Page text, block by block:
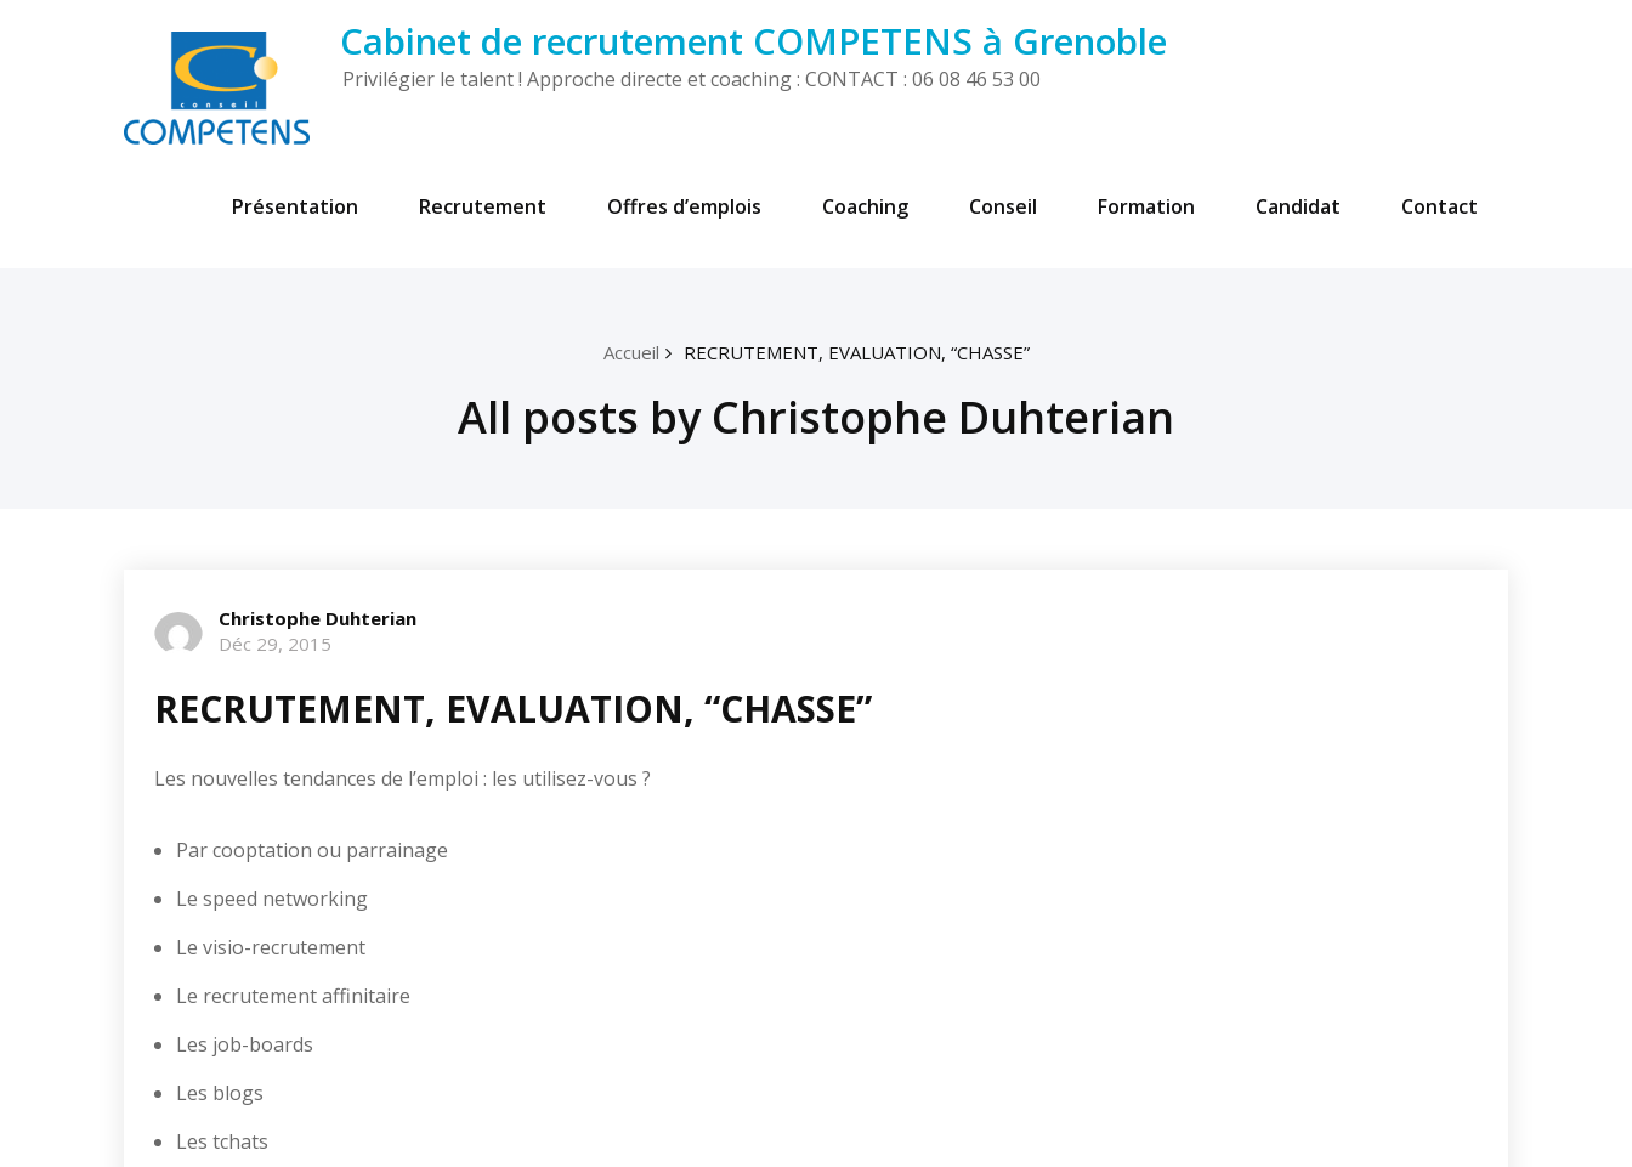
Cabinet de recrutement COMPETENS à Grenoble
Privilégier le talent ! Approche directe et coaching : CONTACT : 06 08 46 53 00
Présentation Recrutement Offres d’emplois Coaching Conseil Formation Candidat Contact
Accueil RECRUTEMENT, EVALUATION, “CHASSE”
All posts by Christophe Duhterian
Christophe Duhterian
Déc 29, 2015
RECRUTEMENT, EVALUATION, “CHASSE”
Les nouvelles tendances de l’emploi : les utilisez-vous ?
Par cooptation ou parrainage
Le speed networking
Le visio-recrutement
Le recrutement affinitaire
Les job-boards
Les blogs
Les tchats